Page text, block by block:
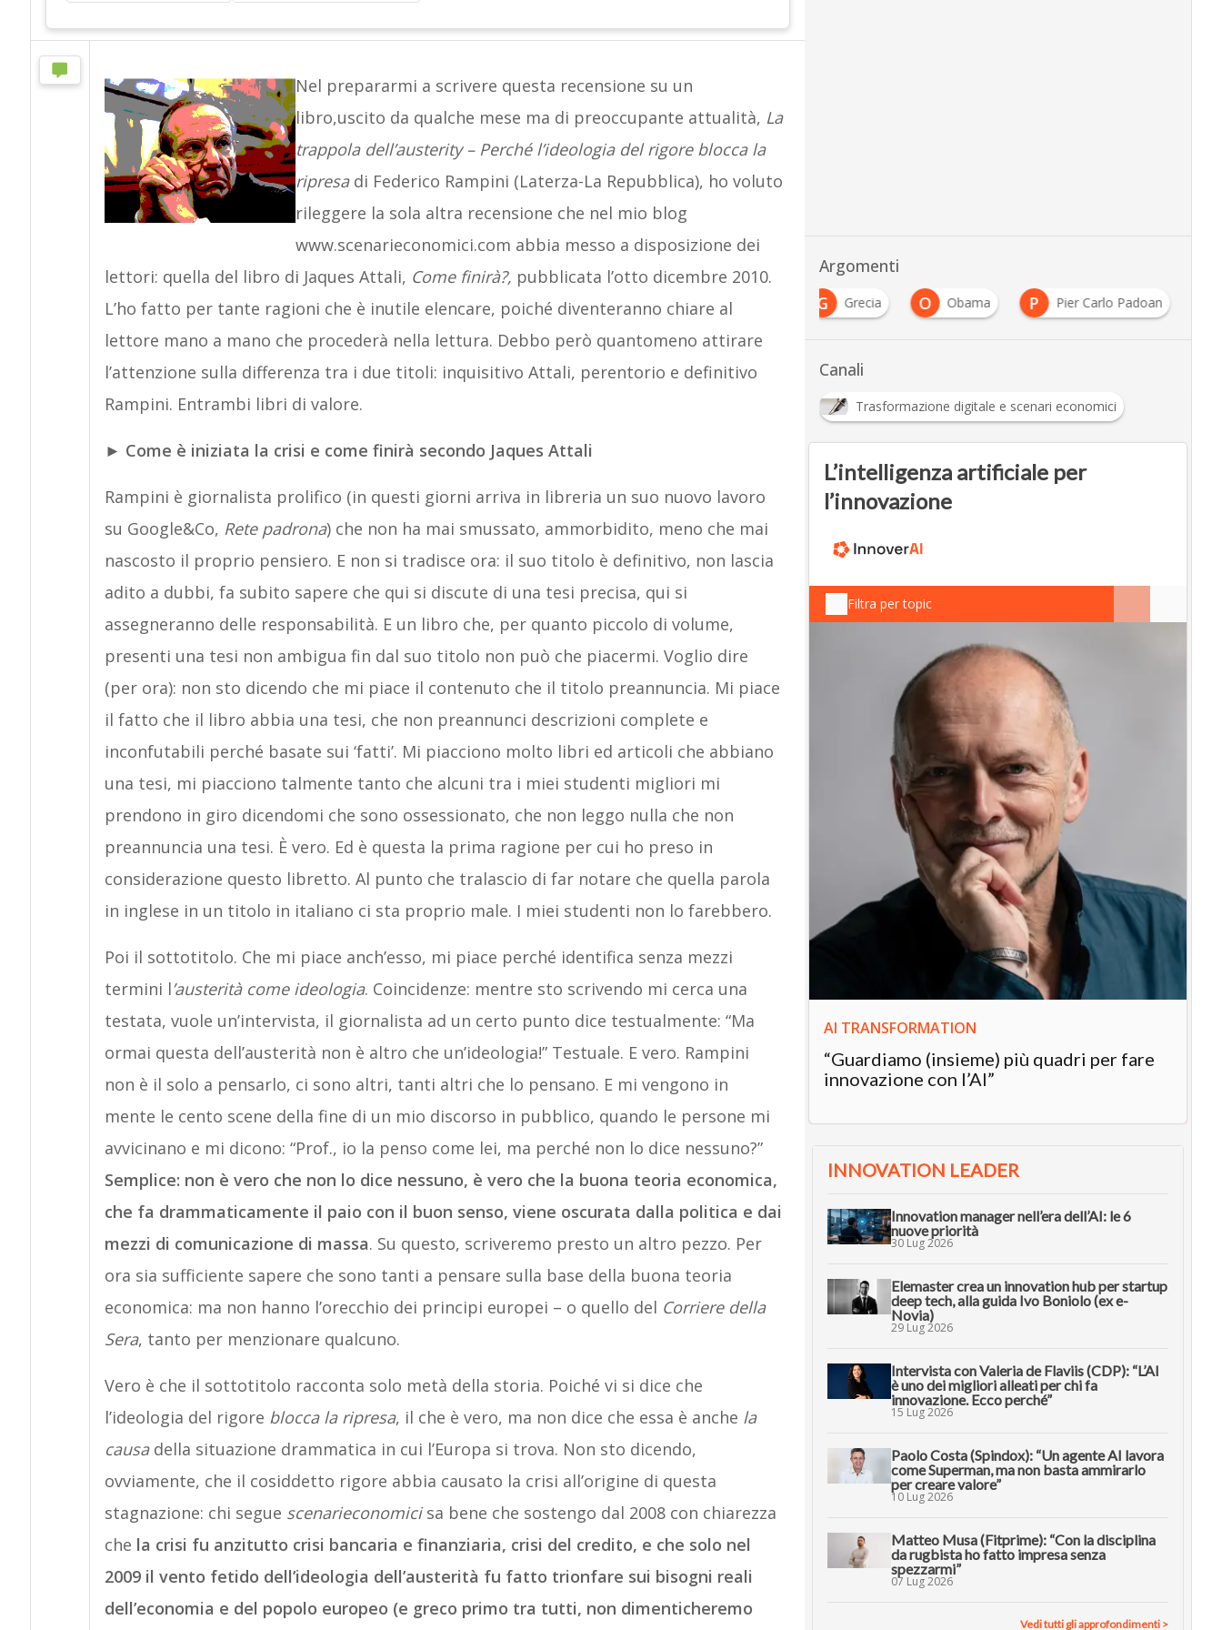
Nel prepararmi a scrivere questa recensione su un
libro,uscito da qualche mese ma di preoccupante attualità, La
trappola dell’austerity – Perché l’ideologia del rigore blocca la
ripresadi Federico Rampini (Laterza-La Repubblica), ho voluto
rileggere la sola altra recensione che nel mio blog
www.scenarieconomici.com abbia messo a disposizione dei
lettori: quella del libro di Jaques Attali, Come finirà?, pubblicata l’otto dicembre 2010.
L’ho fatto per tante ragioni che è inutile elencare, poiché diventeranno chiare al
lettore mano a mano che procederà nella lettura. Debbo però quantomeno attirare
l’attenzione sulla differenza tra i due titoli: inquisitivo Attali, perentorio e definitivo
Rampini. Entrambi libri di valore.
► Come è iniziata la crisi e come finirà secondo Jaques Attali
Rampini è giornalista prolifico (in questi giorni arriva in libreria un suo nuovo lavoro
su Google&Co, Rete padrona) che non ha mai smussato, ammorbidito, meno che mai
nascosto il proprio pensiero. E non si tradisce ora: il suo titolo è definitivo, non lascia
adito a dubbi, fa subito sapere che qui si discute di una tesi precisa, qui si
assegneranno delle responsabilità. E un libro che, per quanto piccolo di volume,
presenti una tesi non ambigua fin dal suo titolo non può che piacermi. Voglio dire
(per ora): non sto dicendo che mi piace il contenuto che il titolo preannuncia. Mi piace
il fatto che il libro abbia una tesi, che non preannunci descrizioni complete e
inconfutabili perché basate sui ‘fatti’. Mi piacciono molto libri ed articoli che abbiano
una tesi, mi piacciono talmente tanto che alcuni tra i miei studenti migliori mi
prendono in giro dicendomi che sono ossessionato, che non leggo nulla che non
preannuncia una tesi. È vero. Ed è questa la prima ragione per cui ho preso in
considerazione questo libretto. Al punto che tralascio di far notare che quella parola
in inglese in un titolo in italiano ci sta proprio male. I miei studenti non lo farebbero.
Poi il sottotitolo. Che mi piace anch’esso, mi piace perché identifica senza mezzi
termini l’austerità come ideologia. Coincidenze: mentre sto scrivendo mi cerca una
testata, vuole un’intervista, il giornalista ad un certo punto dice testualmente: “Ma
ormai questa dell’austerità non è altro che un’ideologia!” Testuale. E vero. Rampini
non è il solo a pensarlo, ci sono altri, tanti altri che lo pensano. E mi vengono in
mente le cento scene della fine di un mio discorso in pubblico, quando le persone mi
avvicinano e mi dicono: “Prof., io la penso come lei, ma perché non lo dice nessuno?”
Semplice: non è vero che non lo dice nessuno, è vero che la buona teoria economica,
che fa drammaticamente il paio con il buon senso, viene oscurata dalla politica e dai
mezzi di comunicazione di massa. Su questo, scriveremo presto un altro pezzo. Per
ora sia sufficiente sapere che sono tanti a pensare sulla base della buona teoria
economica: ma non hanno l’orecchio dei principi europei – o quello del Corriere della
Sera, tanto per menzionare qualcuno.
Vero è che il sottotitolo racconta solo metà della storia. Poiché vi si dice che
l’ideologia del rigore blocca la ripresa, il che è vero, ma non dice che essa è anche la
causadella situazione drammatica in cui l’Europa si trova. Non sto dicendo,
ovviamente, che il cosiddetto rigore abbia causato la crisi all’origine di questa
stagnazione: chi segue scenarieconomicisa bene che sostengo dal 2008 con chiarezza
che la crisi fu anzitutto crisi bancaria e finanziaria, crisi del credito, e che solo nel
2009 il vento fetido dell’ideologia dell’austerità fu fatto trionfare sui bisogni reali
dell’economia e del popolo europeo (e greco primo tra tutti, non dimenticheremo
Argomenti
G
Grecia O Obama P Pier Carlo Padoan
Canali
Trasformazione digitale e scenari economici
L’intelligenza artificiale per
l’innovazione
Filtra per topic
AI TRANSFORMATION
“Guardiamo (insieme) più quadri per fare
innovazione con l’AI”
INNOVATION LEADER
Innovation manager nell’era dell’AI: le 6
nuove priorità
30 Lug 2026
Elemaster crea un innovation hub per startup
deep tech, alla guida Ivo Boniolo (ex e-
Novia)
29 Lug 2026
Intervista con Valeria de Flaviis (CDP): “L’AI
è uno dei migliori alleati per chi fa
innovazione. Ecco perché”
15 Lug 2026
Paolo Costa (Spindox): “Un agente AI lavora
come Superman, ma non basta ammirarlo
per creare valore”
10 Lug 2026
Matteo Musa (Fitprime): “Con la disciplina
da rugbista ho fatto impresa senza
spezzarmi”
07 Lug 2026
Vedi tutti gli approfondimenti >